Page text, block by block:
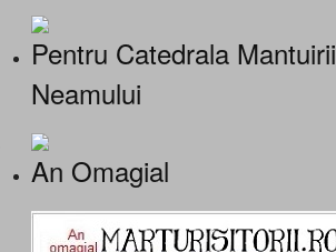
Pentru Catedrala Mantuirii
Neamului
An Omagial